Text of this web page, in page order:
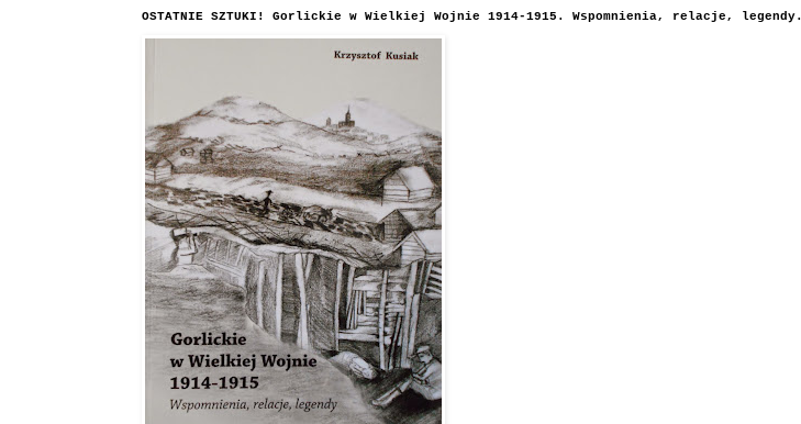
OSTATNIE SZTUKI! Gorlickie w Wielkiej Wojnie 1914-1915. Wspomnienia, relacje, legendy.